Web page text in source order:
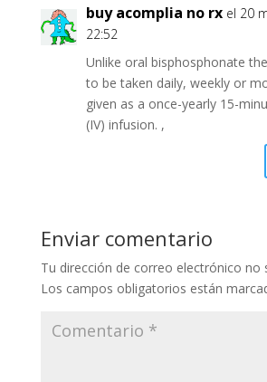
buy acomplia no rx el 20
22:52
Unlike oral bisphosphonate
to be taken daily, weekly or
given as a once-yearly 15-
(IV) infusion. ,
Enviar comentario
Tu dirección de correo electrónico no
Los campos obligatorios están